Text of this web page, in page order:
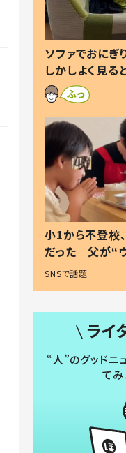
ソファでおに
しかしよく見る
察した母の投稿
す！」「現行犯〜」
小1から不登校
だった 父が“
る理由とは #
SNSで話題
ライ
“人”のグッドニ
てみ